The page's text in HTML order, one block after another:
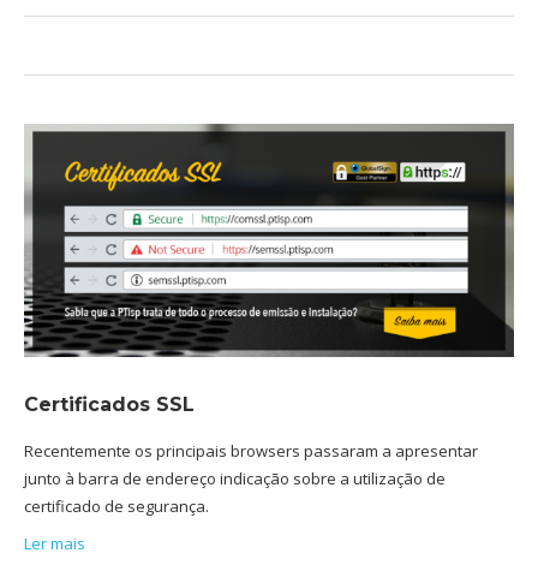
Certificados SSL
Recentemente os principais browsers passaram a apresentar
junto à barra de endereço indicação sobre a utilização de
certificado de segurança.
Ler mais